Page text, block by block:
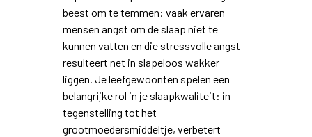
beest om te temmen: vaak ervaren
mensen angst om de slaap niet te
kunnen vatten en die stressvolle angst
resulteert net in slapeloos wakker
liggen. Je leefgewoonten spelen een
belangrijke rol in je slaapkwaliteit: in
tegenstelling tot het
grootmoedersmiddeltje, verbetert